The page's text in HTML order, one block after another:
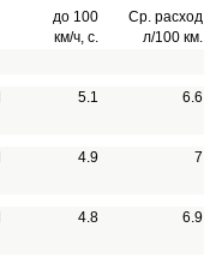
до 100
км/ч, с.
Ср. расход
л/100 км.
5.1
6.6
4.9
7
4.8
6.9